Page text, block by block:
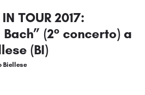
TOUR 2017:
(2° concerto) a
(BI)
Biellese